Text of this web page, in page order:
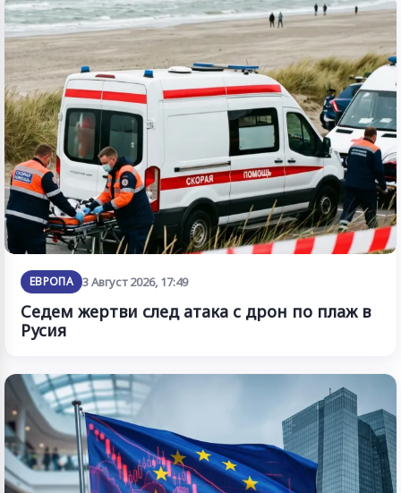
ЕВРОПА 3 Август 2026, 17:49
Седем жертви след атака с дрон по плаж в
Русия